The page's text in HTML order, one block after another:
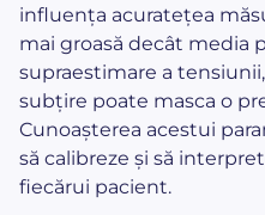
influența acuratețea
mai groasă decât media
supraestimare a
subțire poate masca o
Cunoașterea acestui
să calibreze și să
fiecărui pacient.